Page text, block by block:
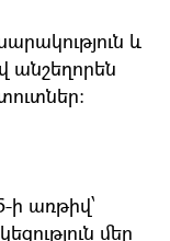
և
անշեղորեն
ի առթիվ՝
մեր